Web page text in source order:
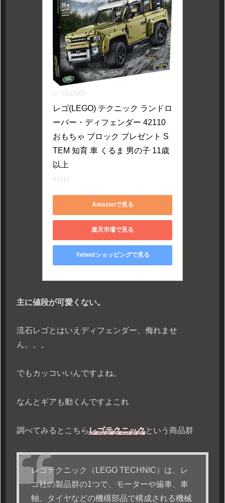
レゴ(LEGO)
レゴ(LEGO) テクニック ランドロ
ーバー・ディフェンダー 42110
おもちゃ ブロック プレゼント S
TEM 知育 車 くるま 男の子 11歳
以上
42110
Amazonで見る
楽天市場で見る
Yahoo!ショッピングで見る
主に値段が可愛くない。
流石レゴとはいえディフェンダー、侮れませ
ん。。。
でもカッコいいんですよね。
なんとギアも動くんですよこれ
調べてみるとこちらレゴテクニックという商品群
レゴテクニック（LEGO TECHNIC）は、レ
ゴ社の製品群の1つで、モーターや歯車、車
軸、タイヤなどの機構部品で構成される機械